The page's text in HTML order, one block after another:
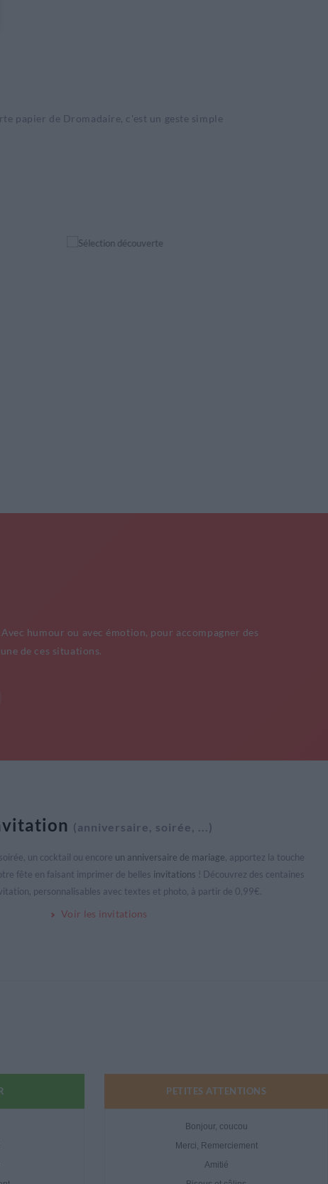
papier de Dromadaire, c'est un geste simple
humour ou avec émotion, pour accompagner des
de ces situations.
(anniversaire, soirée, ...)
un cocktail ou encore un anniversaire de mariage, apportez la touche
fête en faisant imprimer de belles invitations ! Découvrez des centaines
personnalisables avec textes et photo, à partir de 0,99€.
Voir les invitations
PETITES ATTENTIONS
Bonjour, coucou
Merci, Remerciement
Amitié